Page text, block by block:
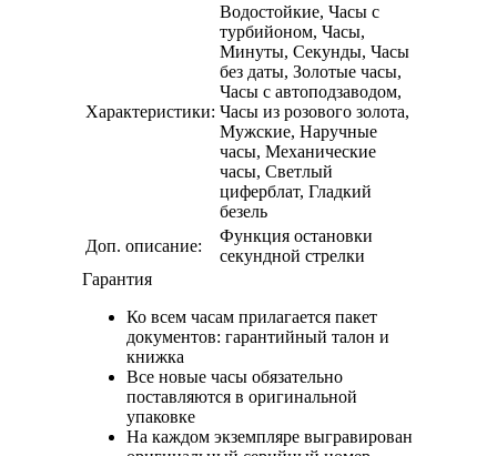
Характеристики:
Водостойкие, Часы с
турбийоном, Часы,
Минуты, Секунды, Часы
без даты, Золотые часы,
Часы с автоподзаводом,
Часы из розового золота,
Мужские, Наручные
часы, Механические
часы, Светлый
циферблат, Гладкий
безель
Доп. описание:
Функция остановки
секундной стрелки
Гарантия
Ко всем часам прилагается пакет
документов: гарантийный талон и
книжка
Все новые часы обязательно
поставляются в оригинальной
упаковке
На каждом экземпляре выгравирован